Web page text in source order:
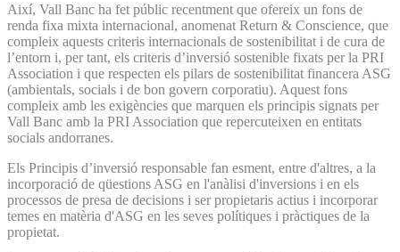
Així, Vall Banc ha fet públic recentment que ofereix un fons de
renda fixa mixta internacional, anomenat Return & Conscience, que
compleix aquests criteris internacionals de sostenibilitat i de cura de
l’entorn i, per tant, els criteris d’inversió sostenible fixats per la PRI
Association i que respecten els pilars de sostenibilitat financera ASG
(ambientals, socials i de bon govern corporatiu). Aquest fons
compleix amb les exigències que marquen els principis signats per
Vall Banc amb la PRI Association que repercuteixen en entitats
socials andorranes.
Els Principis d’inversió responsable fan esment, entre d'altres, a la
incorporació de qüestions ASG en l'anàlisi d'inversions i en els
processos de presa de decisions i ser propietaris actius i incorporar
temes en matèria d'ASG en les seves polítiques i pràctiques de la
propietat.